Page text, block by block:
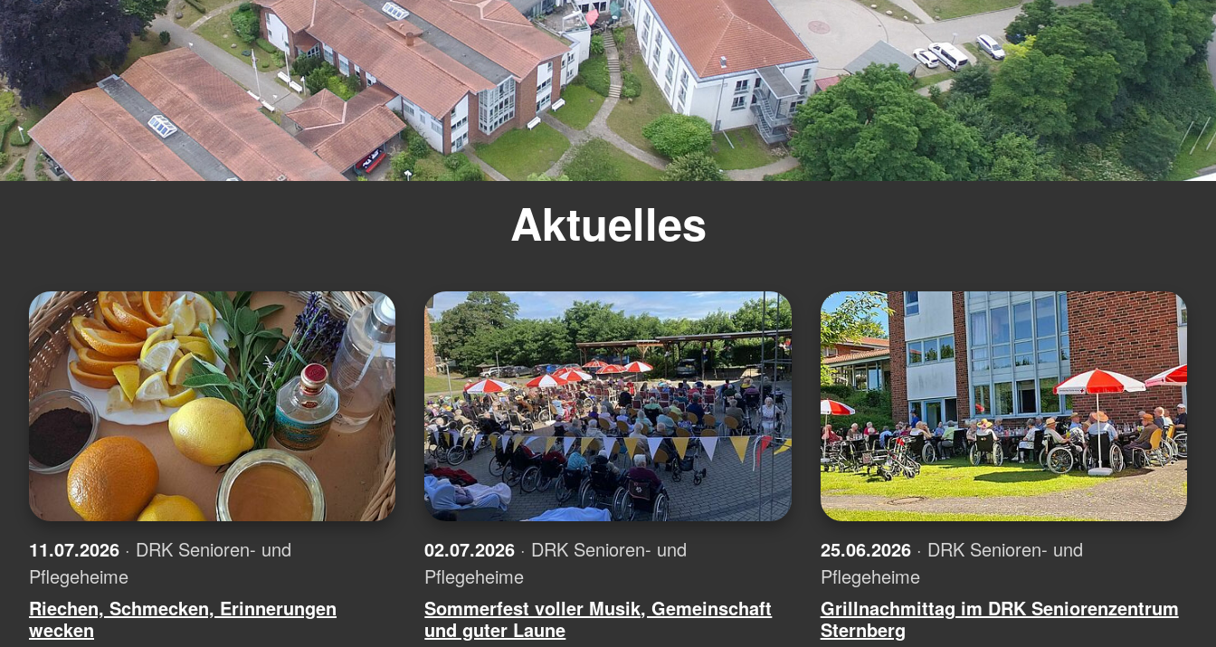
Aktuelles
11.07.2026 · DRK Senioren- und
Pflegeheime
Riechen, Schmecken, Erinnerungen
wecken
02.07.2026 · DRK Senioren- und
Pflegeheime
Sommerfest voller Musik, Gemeinschaft
und guter Laune
25.06.2026 · DRK Senioren- und
Pflegeheime
Grillnachmittag im DRK Seniorenzentrum
Sternberg